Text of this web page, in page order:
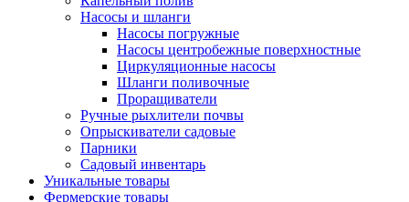
Насосы и шланги
Насосы погружные
Насосы центробежные поверхностные
Циркуляционные насосы
Шланги поливочные
Проращиватели
Ручные рыхлители почвы
Опрыскиватели садовые
Парники
Садовый инвентарь
Уникальные товары
Фермерские товары